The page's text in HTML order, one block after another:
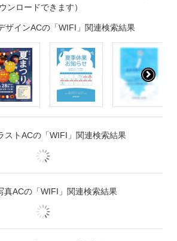
ンロードできます）
ザインACの「WIFI」関連検索結果
ストACの「WIFI」関連検索結果
真ACの「WIFI」関連検索結果